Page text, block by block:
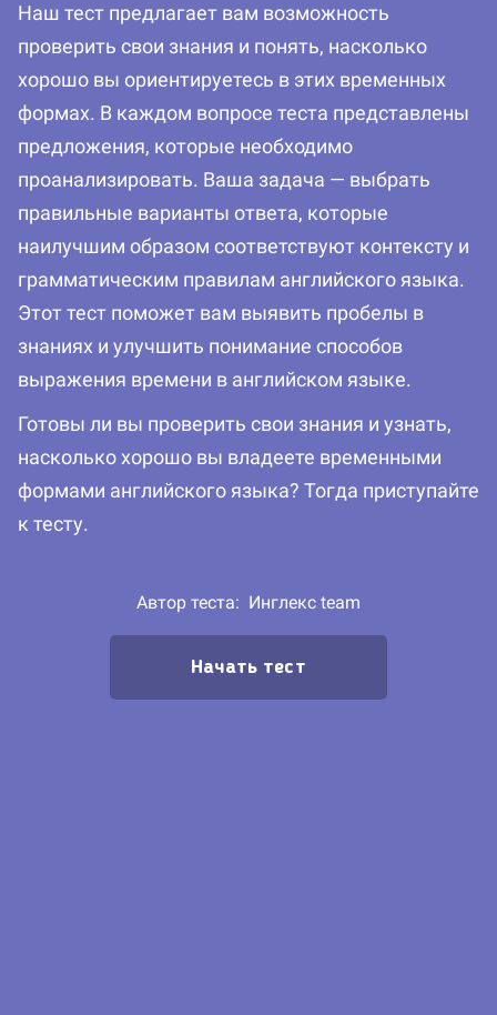
Наш тест предлагает вам возможность
проверить свои знания и понять, насколько
хорошо вы ориентируетесь в этих временных
формах. В каждом вопросе теста представлены
предложения, которые необходимо
проанализировать. Ваша задача — выбрать
правильные варианты ответа, которые
наилучшим образом соответствуют контексту и
грамматическим правилам английского языка.
Этот тест поможет вам выявить пробелы в
знаниях и улучшить понимание способов
выражения времени в английском языке.
Готовы ли вы проверить свои знания и узнать,
насколько хорошо вы владеете временными
формами английского языка? Тогда приступайте
к тесту.
Автор теста: Инглекс team
Начать тест